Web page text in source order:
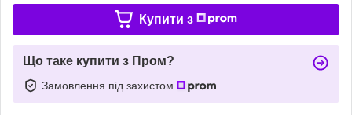
Купити з
Що таке купити з Пром?
Замовлення під захистом